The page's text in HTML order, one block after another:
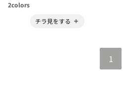
2colors
チラ見をする
1